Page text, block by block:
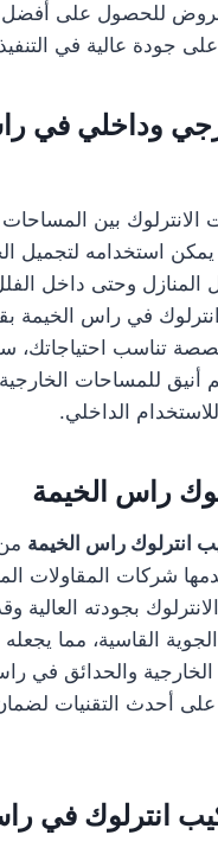
للحصول على أفضل
جودة عالية في
وداخلي في
الانترلوك بين المساحات
يمكن استخدامه لتجميل
المنازل وحتى داخل
في راس الخيمة
تناسب احتياجاتك،
للمساحات
الداخلي.
راس الخيمة
انترلوك راس الخيمة
شركات المقاولات
بجودته العالية
القاسية، مما يجعله
الخارجية والحدائق في
أحدث التقنيات
انترلوك في